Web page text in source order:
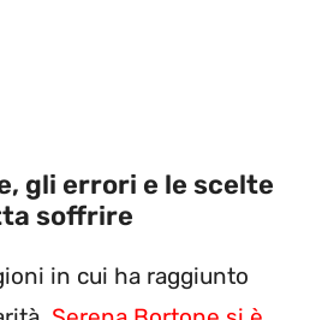
gli errori e le scelte
soffrire
in cui ha raggiunto